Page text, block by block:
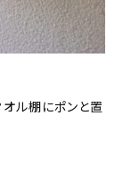
ル棚にポンと置